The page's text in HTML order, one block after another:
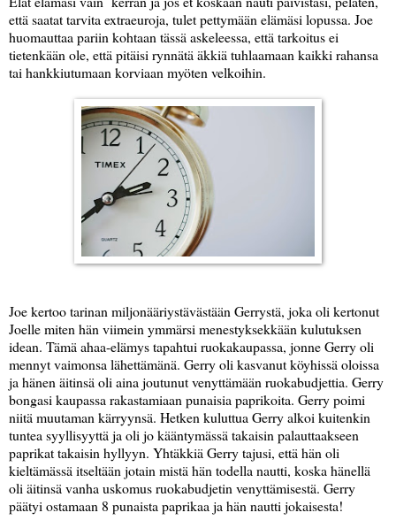
että saatat tarvita extraeuroja, tulet pettymään elämäsi lopussa. Joe
huomauttaa pariin kohtaan tässä askeleessa, että tarkoitus ei
tietenkään ole, että pitäisi rynnätä äkkiä tuhlaamaan kaikki rahansa
tai hankkiutumaan korviaan myöten velkoihin.
Joe kertoo tarinan miljonääriystävästään Gerrystä, joka oli kertonut
Joelle miten hän viimein ymmärsi menestyksekkään kulutuksen
idean. Tämä ahaa-elämys tapahtui ruokakaupassa, jonne Gerry oli
mennyt vaimonsa lähettämänä. Gerry oli kasvanut köyhissä oloissa
ja hänen äitinsä oli aina joutunut venyttämään ruokabudjettia. Gerry
bongasi kaupassa rakastamiaan punaisia paprikoita. Gerry poimi
niitä muutaman kärryynsä. Hetken kuluttua Gerry alkoi kuitenkin
tuntea syyllisyyttä ja oli jo kääntymässä takaisin palauttaakseen
paprikat takaisin hyllyyn. Yhtäkkiä Gerry tajusi, että hän oli
kieltämässä itseltään jotain mistä hän todella nautti, koska hänellä
oli äitinsä vanha uskomus ruokabudjetin venyttämisestä. Gerry
päätyi ostamaan 8 punaista paprikaa ja hän nautti jokaisesta!